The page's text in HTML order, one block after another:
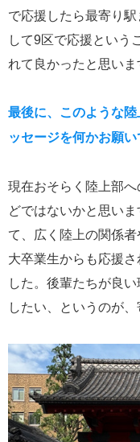
で応援したら最寄り
して9区で応援という
れて良かったと思いま
最後に、このような
ッセージを何かお願い
現在おそらく陸上部
どではないかと思い
て、広く陸上の関係
大卒業生からも応援
した。後輩たちが良
したい、というのが